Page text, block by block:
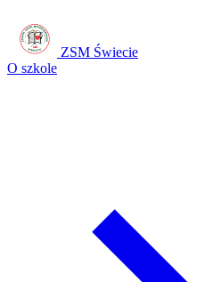
ZSM Świecie
O szkole